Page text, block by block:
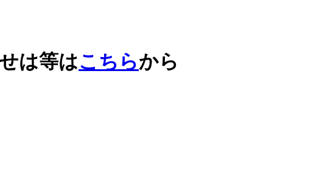
は等はこちらから